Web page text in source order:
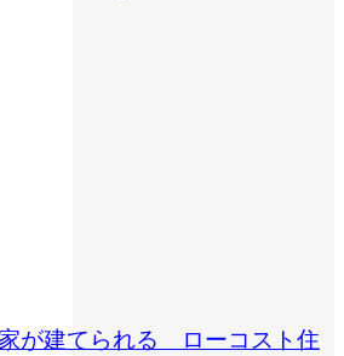
が建てられる ローコスト住